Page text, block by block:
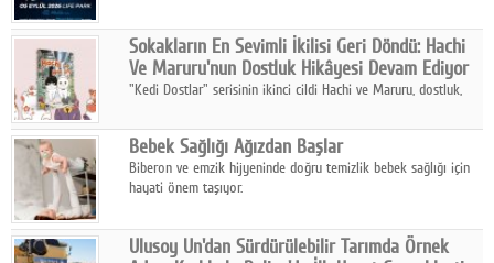
haritasında önemli bir destinasyon haline getirmeye
hazırlanıyor.
Sokakların En Sevimli İkilisi Geri Döndü: Hachi
Ve Maruru'nun Dostluk Hikâyesi Devam Ediyor
"Kedi Dostlar" serisinin ikinci cildi Hachi ve Maruru, dostluk,
mevsiminin zorlu koşulları eşliğinde anlatıyor.
Bebek Sağlığı Ağızdan Başlar
Biberon ve emzik hijyeninde doğru temizlik bebek sağlığı için
hayati önem taşıyor.
Ulusoy Un'dan Sürdürülebilir Tarımda Örnek